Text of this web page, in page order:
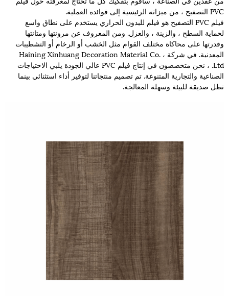
PVC التصفيح ، من ميزاته الرئيسية إلى فوائده العملية.
فيلم PVC التصفيح هو فيلم للبدون الحراري يستخدم على نطاق واسع
لحماية السطح ، والزينة ، والعزل. ومن المعروف عن مرونتها ومتانتها
وقدرتها على محاكاة مختلف القوام مثل الخشب أو الرخام أو التشطيبات
المعدنية. في شركة Haining Xinhuang Decoration Material Co. ،
Ltd. ، نحن متخصصون في إنتاج فيلم PVC عالي الجودة يلبي الاحتياجات
الصناعية والتجارية المتنوعة. تم تصميم منتجاتنا لتوفير أداء استثنائي بينما
تظل صديقة للبيئة وسهلة المعالجة.